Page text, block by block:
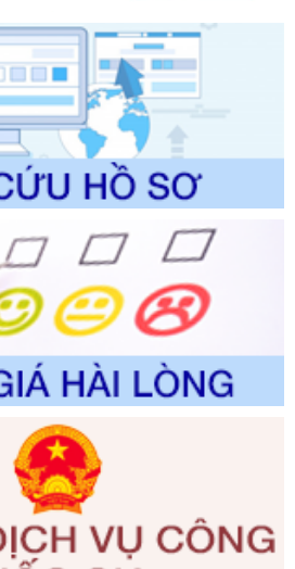
Quy trình nội bộ, quy trình điện tử
chính lĩnh vực biến đổi khí hậu
của Sở Nông nghiệp và Môi
UBND
mục thủ tục hành chính được sửa
quy trình nội bộ, quy trình điện tử
chính trong lĩnh vực Luật sư thuộc
lý của Sở Tư pháp
NĐ-CP
NĐ-CP của Chính phủ: Quy
quốc gia giai đoạn 2026 - 2030
công bố danh mục thủ tục hành
đổi bổ sung trong lĩnh vực hỗ trợ
lựa chọn nhà thầu thuộc thẩm
Tài chính và Ban Quản lý Khu kinh